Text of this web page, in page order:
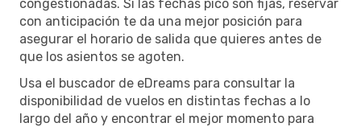
congestionadas. Si las fechas pico son fijas, reservar
con anticipación te da una mejor posición para
asegurar el horario de salida que quieres antes de
que los asientos se agoten.
Usa el buscador de eDreams para consultar la
disponibilidad de vuelos en distintas fechas a lo
largo del año y encontrar el mejor momento para